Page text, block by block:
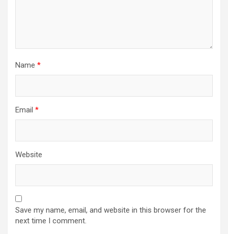
Name *
Email *
Website
Save my name, email, and website in this browser for the
next time I comment.